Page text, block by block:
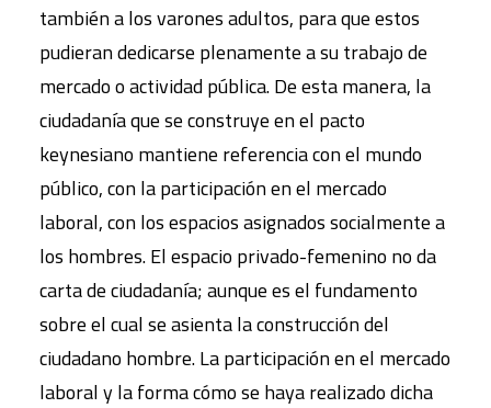
también a los varones adultos, para que estos
pudieran dedicarse plenamente a su trabajo de
mercado o actividad pública. De esta manera, la
ciudadanía que se construye en el pacto
keynesiano mantiene referencia con el mundo
público, con la participación en el mercado
laboral, con los espacios asignados socialmente a
los hombres. El espacio privado-femenino no da
carta de ciudadanía; aunque es el fundamento
sobre el cual se asienta la construcción del
ciudadano hombre. La participación en el mercado
laboral y la forma cómo se haya realizado dicha